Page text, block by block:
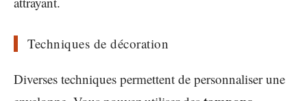
Techniques de décoration
Diverses techniques permettent de personnaliser une